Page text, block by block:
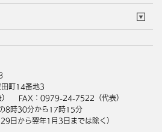
ごみ・環境
障がい・福祉
組織案内
町14番地3
FAX：0979-24-7522（代表）
8時30分から17時15分
日から翌年1月3日までは除く）